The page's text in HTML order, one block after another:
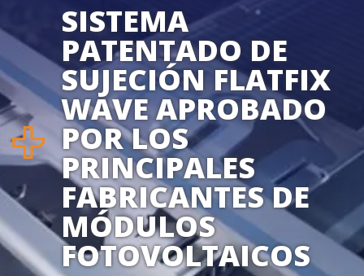
SISTEMA
PATENTADO DE
SUJECIÓN FLATFIX
WAVE APROBADO
POR LOS
PRINCIPALES
FABRICANTES DE
MÓDULOS
FOTOVOLTAICOS